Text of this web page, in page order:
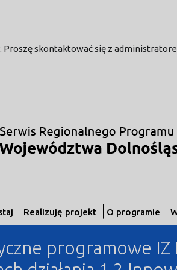
Proszę skontaktować się z
Realizuję projekt O programie
programowe